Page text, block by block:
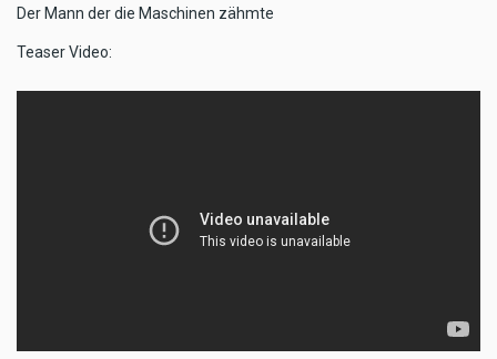
Der Mann der die Maschinen zähmte
Teaser Video: